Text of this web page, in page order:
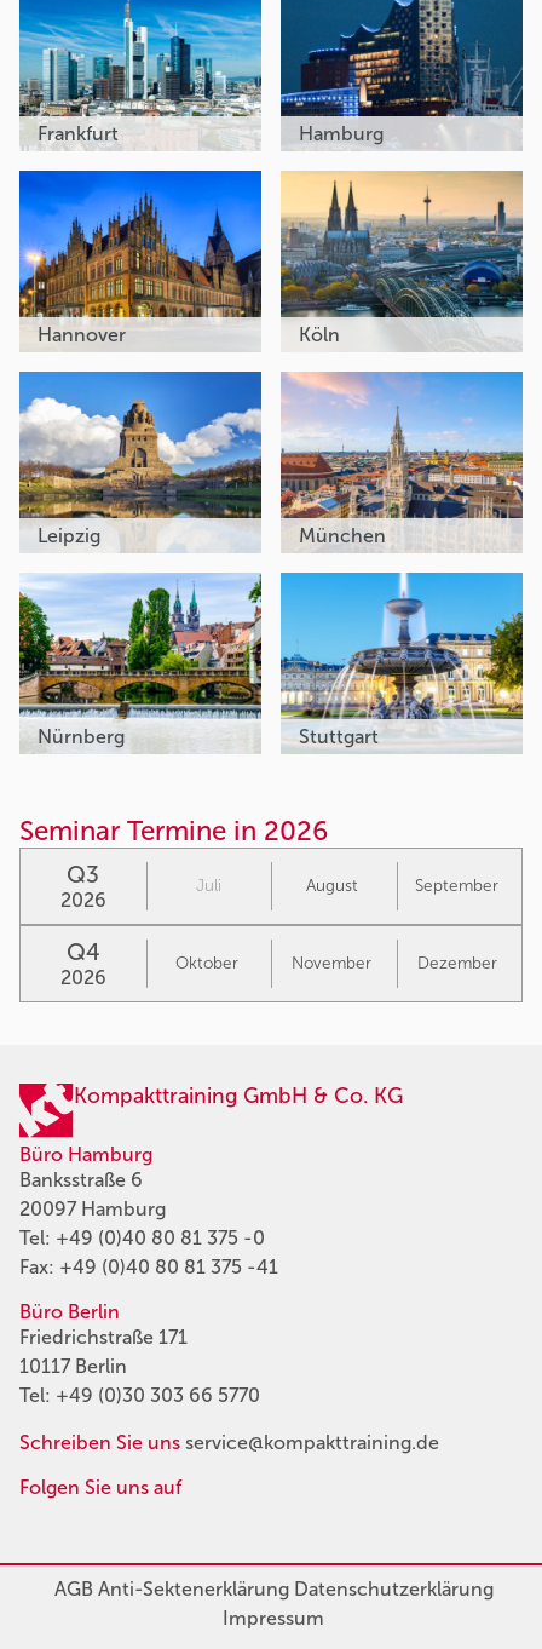
Frankfurt Hamburg
Hannover Köln
Leipzig München
Nürnberg Stuttgart
Seminar Termine in 2026
Q3
2026
Juli August September
Q4
2026
Oktober November Dezember
Kompakttraining GmbH & Co. KG
Büro Hamburg
Banksstraße 6
20097 Hamburg
Tel: +49 (0)40 80 81 375 -0
Fax: +49 (0)40 80 81 375 -41
Büro Berlin
Friedrichstraße 171
10117 Berlin
Tel: +49 (0)30 303 66 5770
Schreiben Sie uns service@kompakttraining.de
Folgen Sie uns auf
AGBAnti-SektenerklärungDatenschutzerklärung
Impressum